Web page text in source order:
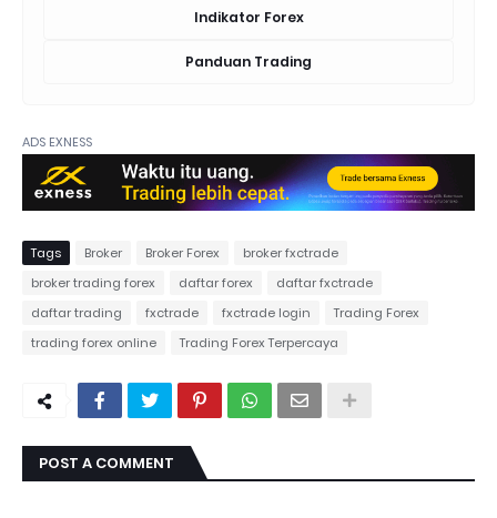
Indikator Forex
Panduan Trading
ADS EXNESS
Tags Broker Broker Forex
broker fxctrade
broker trading forex
daftar forex
daftar fxctrade
daftar trading
fxctrade fxctrade login
Trading Forex
trading forex online
Trading Forex Terpercaya
POST A COMMENT